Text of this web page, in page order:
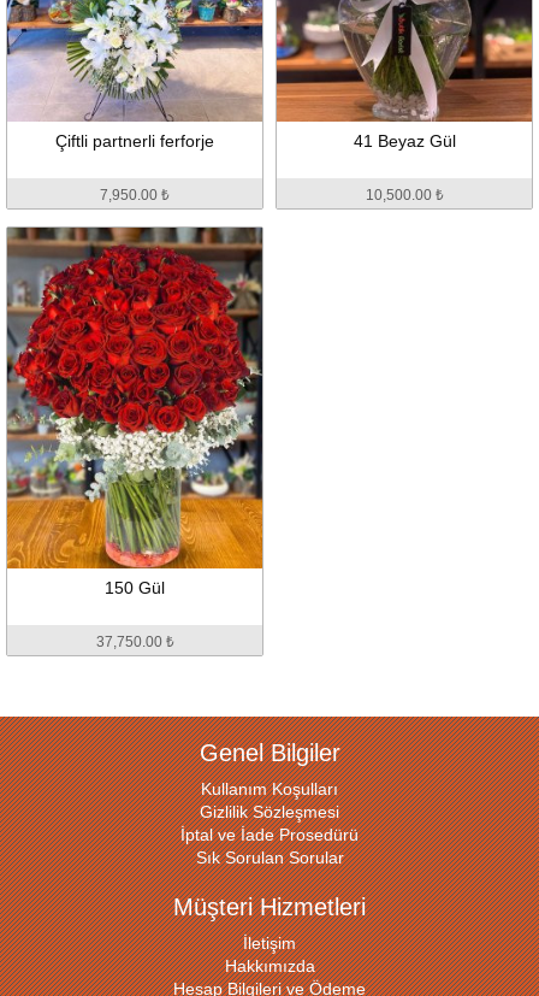
Çiftli partnerli ferforje
7,950.00 ₺
41 Beyaz Gül
10,500.00 ₺
150 Gül
37,750.00 ₺
Genel Bilgiler
Kullanım Koşulları
Gizlilik Sözleşmesi
İptal ve İade Prosedürü
Sık Sorulan Sorular
Müşteri Hizmetleri
İletişim
Hakkımızda
Hesap Bilgileri ve Ödeme